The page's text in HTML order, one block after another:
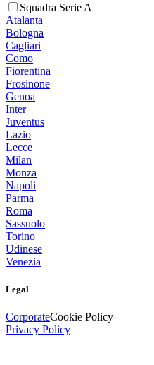
Squadra Serie A
Atalanta
Bologna
Cagliari
Como
Fiorentina
Frosinone
Genoa
Inter
Juventus
Lazio
Lecce
Milan
Monza
Napoli
Parma
Roma
Sassuolo
Torino
Udinese
Venezia
Legal
CorporateCookie Policy
Privacy Policy